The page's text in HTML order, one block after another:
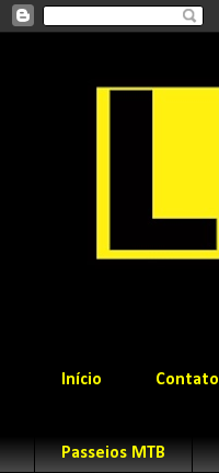
Início Contato
Passeios MTB